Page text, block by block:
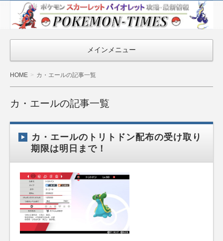
ポケモン最新
情報まとめ
『POKEMON-
TIMES』
メインメニュー
HOME カ・エールの記事一覧
カ・エールの記事一覧
カ・エールのトリトドン配布の受け取り
期限は明日まで！